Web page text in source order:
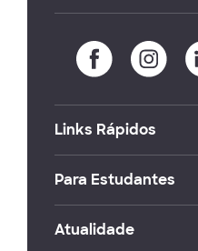
Links Rápidos
Para Estudantes
Atualidade